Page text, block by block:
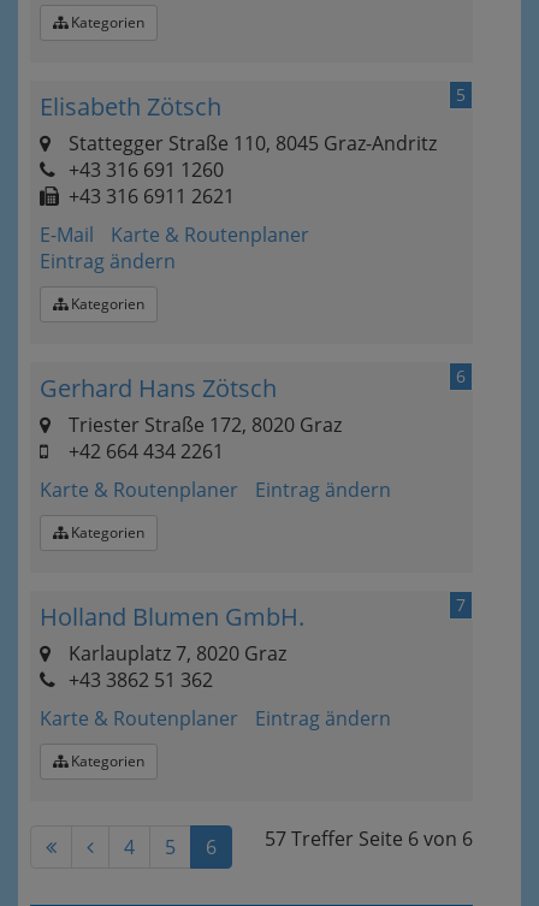
Kategorien
5
Elisabeth Zötsch
Stattegger Straße 110, 8045 Graz-Andritz
+43 316 691 1260
+43 316 6911 2621
E-Mail
Karte & Routenplaner
Eintrag ändern
Kategorien
6
Gerhard Hans Zötsch
Triester Straße 172, 8020 Graz
+42 664 434 2261
Karte & Routenplaner
Eintrag ändern
Kategorien
7
Holland Blumen GmbH.
Karlauplatz 7, 8020 Graz
+43 3862 51 362
Karte & Routenplaner
Eintrag ändern
Kategorien
57 Treffer Seite 6von 6
4 5 6